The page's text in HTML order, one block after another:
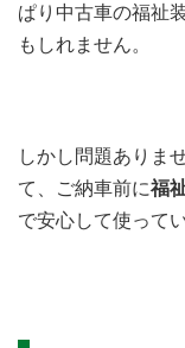
ぱり中古車の福祉
もしれません。
しかし問題ありま
て、ご納車前に福
で安心して使って